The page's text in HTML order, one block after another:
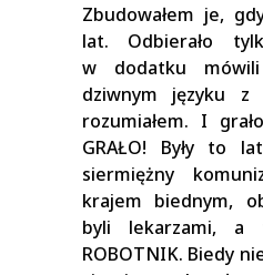
Zbudowałem je,
lat. Odbierało
w dodatku
dziwnym języku
rozumiałem. I
GRAŁO! Były to
siermiężny
krajem biednym,
byli lekarzami, a
ROBOTNIK. Biedy